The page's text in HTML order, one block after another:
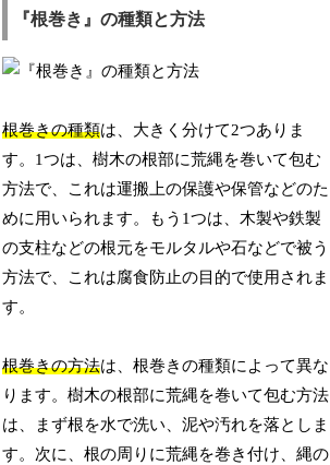
『根巻き』の種類と方法
根巻きの種類は、大きく分けて2つありま
す。1つは、樹木の根部に荒縄を巻いて包む
方法で、これは運搬上の保護や保管などのた
めに用いられます。もう1つは、木製や鉄製
の支柱などの根元をモルタルや石などで被う
方法で、これは腐食防止の目的で使用されま
す。
根巻きの方法は、根巻きの種類によって異な
ります。樹木の根部に荒縄を巻いて包む方法
は、まず根を水で洗い、泥や汚れを落としま
す。次に、根の周りに荒縄を巻き付け、縄の